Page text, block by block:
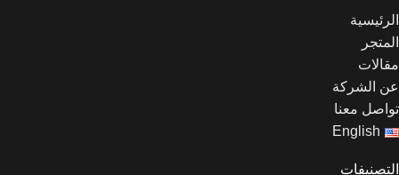
الرئيسية
المتجر
مقالات
عن الشركة
تواصل معنا
English
التصنيفات